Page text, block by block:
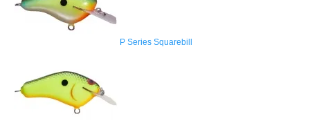
P Series Squarebill